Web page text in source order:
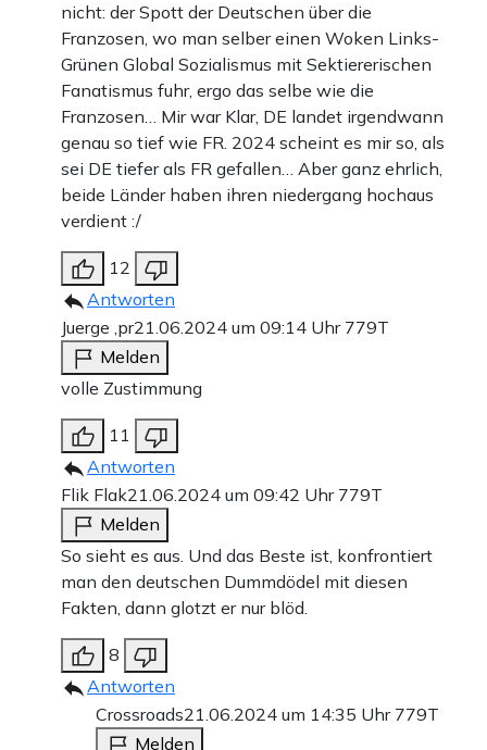
nicht: der Spott der Deutschen über die
Franzosen, wo man selber einen Woken Links-
Grünen Global Sozialismus mit Sektiererischen
Fanatismus fuhr, ergo das selbe wie die
Franzosen… Mir war Klar, DE landet irgendwann
genau so tief wie FR. 2024 scheint es mir so, als
sei DE tiefer als FR gefallen… Aber ganz ehrlich,
beide Länder haben ihren niedergang hochaus
verdient :/
12
Antworten
Juerge ,pr21.06.2024 um 09:14 Uhr 779T
Melden
volle Zustimmung
11
Antworten
Flik Flak21.06.2024 um 09:42 Uhr 779T
Melden
So sieht es aus. Und das Beste ist, konfrontiert
man den deutschen Dummdödel mit diesen
Fakten, dann glotzt er nur blöd.
8
Antworten
Crossroads21.06.2024 um 14:35 Uhr 779T
Melden